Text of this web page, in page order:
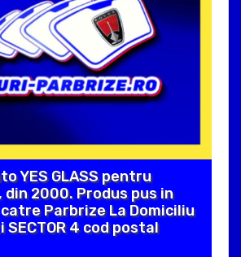
YES GLASS pentru
din 2000. Produs pus in
Parbrize La Domiciliu
4 cod postal